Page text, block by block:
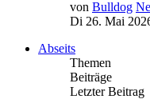
von Bulldog
Di 26. Mai
Abseits
Themen
Beiträge
Letzter Beitrag